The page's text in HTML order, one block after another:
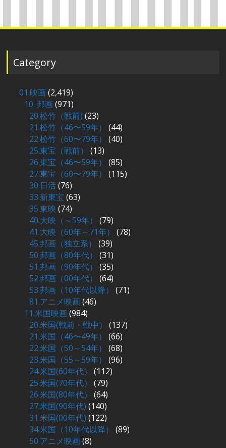
Category
01.映画(2,419)
10. 邦画(971)
20.松竹（戦前) (23)
21.松竹（46〜59年）
(44)
22.松竹（60〜79年）
(40)
25.東宝（戦前）
(13)
26.東宝（46〜59年）
(85)
27.東宝（60〜79年）
(115)
30.日活(76)
33.新東宝(63)
35.東映 (74)
40.大映（～59年）
(79)
41.大映（60年～71年）
(78)
45.邦画（独立系）
(39)
50.邦画（80年代）
(31)
51.邦画（90年代）
(35)
52.邦画（00年代）
(64)
53.邦画（10年代以降）
(71)
81.アニメ映画(46)
11.米国映画(984)
20.米国(戦前・戦中）
(137)
21.米国（46〜49年）
(66)
22.米国（50～54年）
(68)
23.米国（55～59年）
(96)
24.米国(60年代）
(112)
25.米国(70年代）
(79)
26.米国(80年代）
(64)
27.米国(90年代) (140)
31.米国(00年代) (122)
34.米国（10年代以降）
(89)
50.アニメ映画(8)